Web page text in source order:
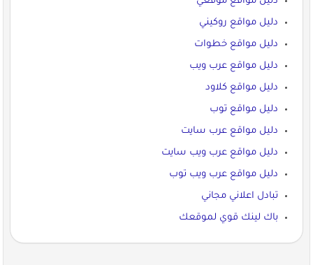
دليل مواقع روكيني
دليل مواقع خطوات
دليل مواقع عرب ويب
دليل مواقع كلاود
دليل مواقع توب
دليل مواقع عرب سايت
دليل مواقع عرب ويب سايت
دليل مواقع عرب ويب توب
تبادل اعلاني مجاني
باك لينك قوي لموقعك